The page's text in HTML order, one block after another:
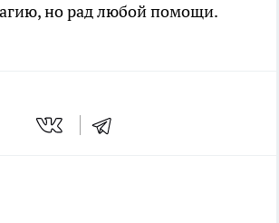
но рад любой помощи.